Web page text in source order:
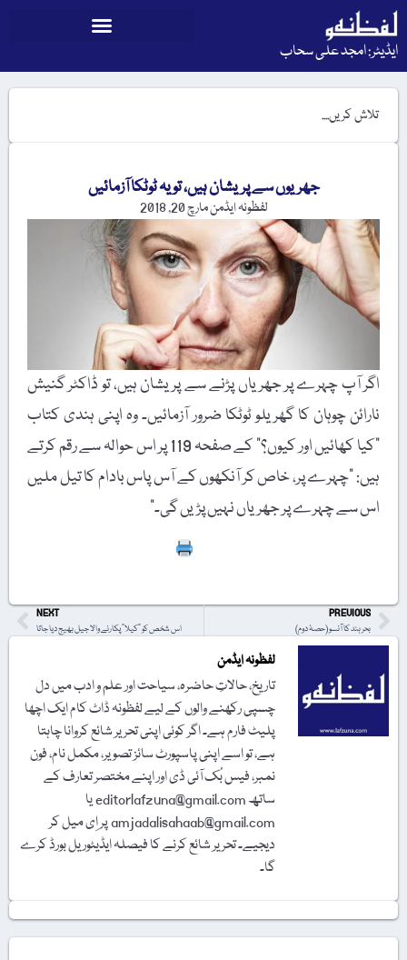
ایڈیٹر: امجد علی سحاب
جھریوں سے پریشان ہیں، تو یہ ٹوٹکا آزمائیں
لفظونہ ایڈمنمارچ 20, 2018
اگر آپ چہرے پر جھریاں پڑنے سے پریشان ہیں، تو ڈاکٹر گنیش
نارائن چوہان کا گھریلو ٹوٹکا ضرور آزمائیں۔ وہ اپنی ہندی کتاب
"کیا کھائیں اور کیوں؟” کے صفحہ 119 پر اس حوالہ سے رقم کرتے
ہیں: "چہرے پر، خاص کر آنکھوں کے آس پاس بادام کا تیل ملیں
اس سے چہرے پر جھریاں نہیں پڑیں گی۔”
PREVIOUS
بحر ہند کا آنسو (حصۂ دوم)
NEXT
اس شخص کو "کیلا” پکارنے والا جیل بھیج دیا جاتا
لفظونہ ایڈمن
تاریخ، حالاتِ حاضرہ، سیاحت اور علم و ادب میں دل
چسپی رکھنے والوں کے لیے لفظونہ ڈاٹ کام ایک اچھا
پلیٹ فارم ہے۔ اگر کوئی اپنی تحریر شائع کروانا چاہتا
ہے، تو اسے اپنی پاسپورٹ سائز تصویر، مکمل نام، فون
نمبر، فیس بُک آئی ڈی اور اپنے مختصر تعارف کے
ساتھ editorlafzuna@gmail.com یا
amjadalisahaab@gmail.com پر اِی میل کر
دیجیے۔ تحریر شائع کرنے کا فیصلہ ایڈیٹوریل بورڈ کرے
گا۔